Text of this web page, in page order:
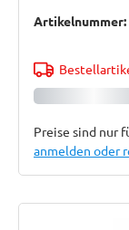
Artikelnummer:
Preise sind nur
anmelden oder